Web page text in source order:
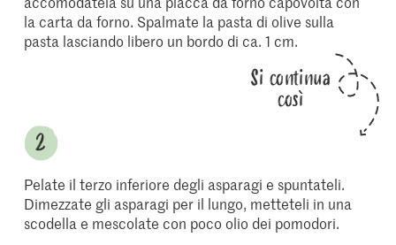
la carta da forno. Spalmate la pasta di olive sulla
pasta lasciando libero un bordo di ca. 1 cm.
Si continua
così
Pelate il terzo inferiore degli asparagi e spuntateli.
Dimezzate gli asparagi per il lungo, metteteli in una
scodella e mescolate con poco olio dei pomodori.